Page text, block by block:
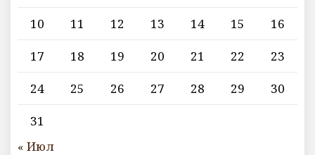
10
11 12 13 14 15
16
17
18 19 20 21 22
23
24
25 26 27 28 29
30
31
« Июл